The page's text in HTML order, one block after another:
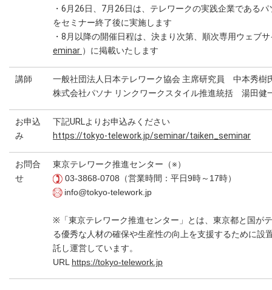
・6月26日、7月26日は、テレワークの実践企業である
をセミナー終了後に実施します
・8月以降の開催日程は、決まり次第、順次専用ウェブ
eminar ）に掲載いたします
講師
一般社団法人日本テレワーク協会 主席研究員 中本秀樹
株式会社パソナ リンクワークスタイル推進統括 湯田健
お申込
み
下記URLよりお申込みください
https://tokyo-telework.jp/seminar/taiken_seminar
お問合
せ
東京テレワーク推進センター（※）
03-3868-0708（営業時間：平日9時～17時）
info@tokyo-telework.jp
※「東京テレワーク推進センター」とは、東京都と国が
る優秀な人材の確保や生産性の向上を支援するために
託し運営しています。
URL https://tokyo-telework.jp